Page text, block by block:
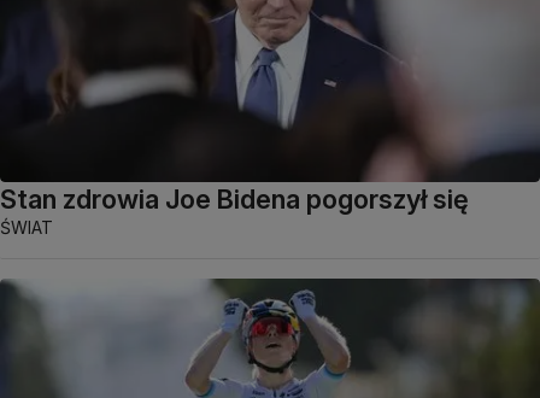
Stan zdrowia Joe Bidena pogorszył się
ŚWIAT